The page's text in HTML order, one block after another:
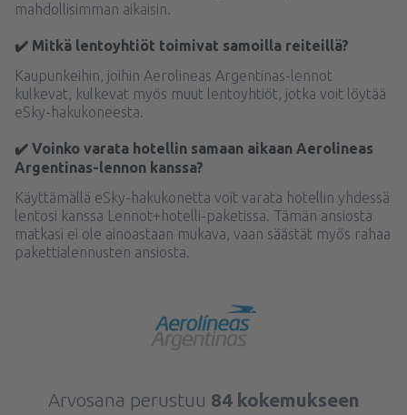
mahdollisimman aikaisin.
✔️ Mitkä lentoyhtiöt toimivat samoilla reiteillä?
Kaupunkeihin, joihin Aerolineas Argentinas-lennot
kulkevat, kulkevat myös muut lentoyhtiöt, jotka voit löytää
eSky-hakukoneesta.
✔️ Voinko varata hotellin samaan aikaan Aerolineas
Argentinas-lennon kanssa?
Käyttämällä eSky-hakukonetta voit varata hotellin yhdessä
lentosi kanssa Lennot+hotelli-paketissa. Tämän ansiosta
matkasi ei ole ainoastaan mukava, vaan säästät myös rahaa
pakettialennusten ansiosta.
Arvosana perustuu 84 kokemukseen